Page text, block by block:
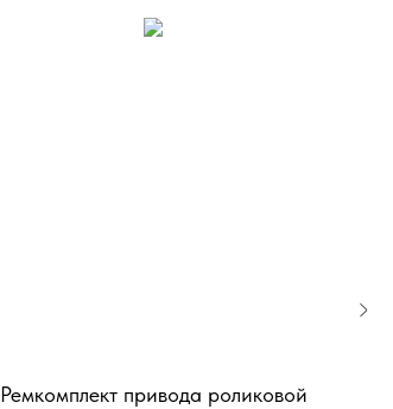
Ремкомплект привода роликовой